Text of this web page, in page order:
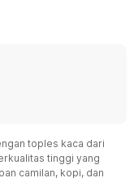
toples kaca dari
tinggi yang
camilan, kopi, dan